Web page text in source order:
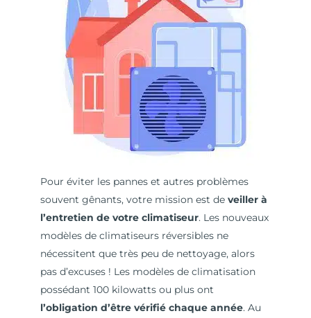
Pour éviter les pannes et autres problèmes
souvent gênants, votre mission est de veiller à
l’entretien de votre climatiseur. Les nouveaux
modèles de climatiseurs réversibles ne
nécessitent que très peu de nettoyage, alors
pas d’excuses ! Les modèles de climatisation
possédant 100 kilowatts ou plus ont
l’obligation d’être vérifié chaque année. Au